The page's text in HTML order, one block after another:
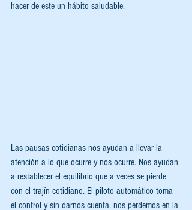
hacer de este un hábito saludable.
Las pausas cotidianas nos ayudan a llevar la
atención a lo que ocurre y nos ocurre. Nos ayudan
a restablecer el equilibrio que a veces se pierde
con el trajín cotidiano. El piloto automático toma
el control y sin darnos cuenta, nos perdemos en la